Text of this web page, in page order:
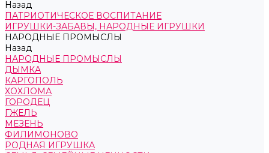
Назад
ПАТРИОТИЧЕСКОЕ ВОСПИТАНИЕ
ИГРУШКИ-ЗАБАВЫ, НАРОДНЫЕ ИГРУШКИ
НАРОДНЫЕ ПРОМЫСЛЫ
Назад
НАРОДНЫЕ ПРОМЫСЛЫ
ДЫМКА
КАРГОПОЛЬ
ХОХЛОМА
ГОРОДЕЦ
ГЖЕЛЬ
МЕЗЕНЬ
ФИЛИМОНОВО
РОДНАЯ ИГРУШКА